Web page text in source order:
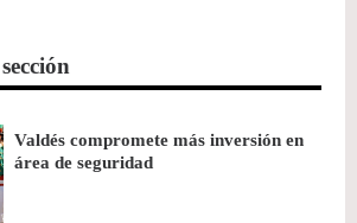
Valdés compromete más inversión en
área de seguridad